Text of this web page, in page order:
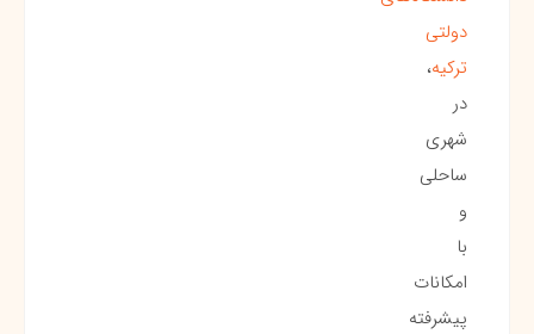
دولتی
ترکیه،
در
شهری
ساحلی
و
با
امکانات
پیشرفته